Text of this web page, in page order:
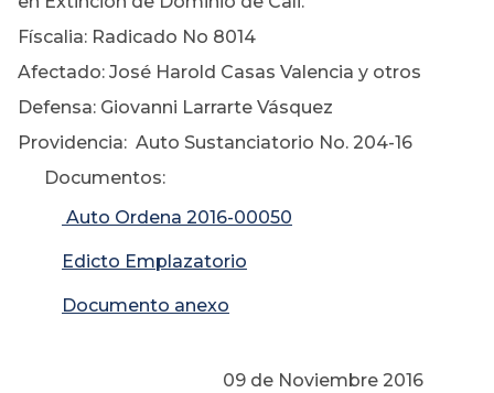
Físcalia: Radicado No 8014
Afectado: José Harold Casas Valencia y otros
Defensa: Giovanni Larrarte Vásquez
Providencia: Auto Sustanciatorio No. 204-16
Documentos:
Auto Ordena 2016-00050
Edicto Emplazatorio
Documento anexo
09 de Noviembre 2016